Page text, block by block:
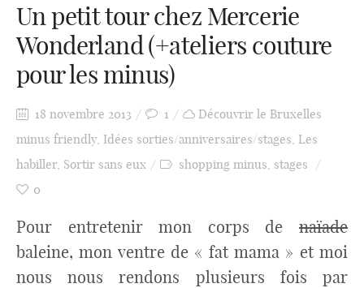
Un petit tour chez Mercerie
Wonderland (+ateliers couture
pour les minus)
18 novembre 2013 1
Découvrir le Bruxelles
minus friendly, Idées sorties/anniversaires/stages, Les
habiller, Sortir sans eux shopping minus, stages
0
Pour entretenir mon corps de naïade
baleine, mon ventre de « fat mama » et moi
nous nous rendons plusieurs fois par